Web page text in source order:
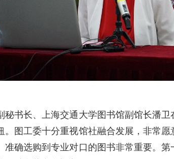
长、上海交通大学图书馆副馆长潘卫
。图工委十分重视馆社融合发展，非常
准确选购到专业对口的图书非常重要。